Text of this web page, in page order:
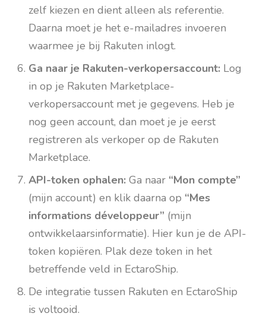
zelf kiezen en dient alleen als referentie.
Daarna moet je het e-mailadres invoeren
waarmee je bij Rakuten inlogt.
Ga naar je Rakuten-verkopersaccount: Log
in op je Rakuten Marketplace-
verkopersaccount met je gegevens. Heb je
nog geen account, dan moet je je eerst
registreren als verkoper op de Rakuten
Marketplace.
API-token ophalen: Ga naar “Mon compte”
(mijn account) en klik daarna op “Mes
informations développeur” (mijn
ontwikkelaarsinformatie). Hier kun je de API-
token kopiëren. Plak deze token in het
betreffende veld in EctaroShip.
De integratie tussen Rakuten en EctaroShip
is voltooid.